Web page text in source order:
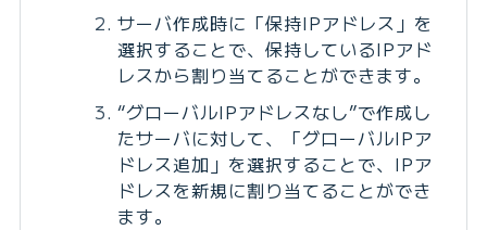
サーバ作成時に「保持IPアドレス」を
選択することで、保持しているIPアド
レスから割り当てることができます。
“グローバルIPアドレスなし”で作成し
たサーバに対して、「グローバルIPア
ドレス追加」を選択することで、IPア
ドレスを新規に割り当てることができ
ます。